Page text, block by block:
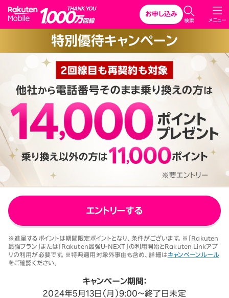
Rakuten Mobile
メニュー
検索
お申し込み
特別優待キャンペーン
エントリーする
※進呈するポイントは期間限定ポイントとなり、条件がございます。※「Rakuten
最強プラン」または「Rakuten最強U-NEXT」の利用開始とRakuten Linkアプ
リの利用が必要です。※特典適用対象外事由も含め、詳細はキャンペーンルール
をご確認ください。
キャンペーン期間：
2024年5月13日（月）9:00～終了日未定
※1 同一名義で累計5回線以上ご契約の場合、2025年11月19日より1回
線につき3,500円（税込3,850円、開通翌々月に確定）。「累計」とは、楽
天モバイルがサービスを本格開始した2020年4月8日以降に契約され
たすべての回線（解約済みの回線も含む）の合計数を指します。
C
l
s
e